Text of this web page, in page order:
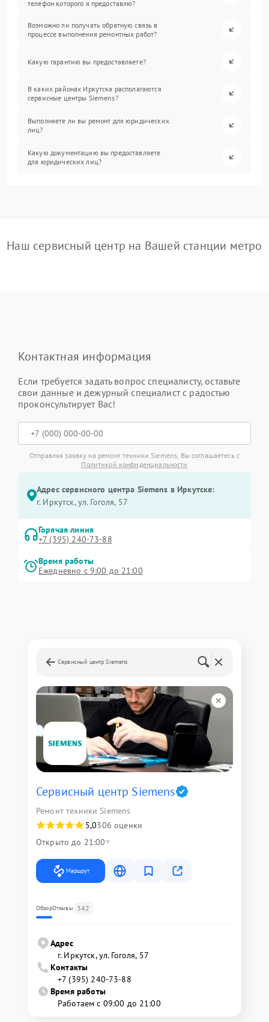
телефон которого я предоставлю?
Возможно ли получать обратную связь в
процессе выполнения ремонтных работ?
Какую гарантию вы предоставляете?
В каких районах Иркутска располагаются
сервисные центры Siemens?
Выполняете ли вы ремонт для юридических
лиц?
Какую документацию вы предоставляете
для юридических лиц?
Наш сервисный центр на Вашей станции метро
Контактная информация
Если требуется задать вопрос специалисту, оставьте
свои данные и дежурный специалист с радостью
проконсультирует Вас!
Отправляя заявку на ремонт техники Siemens, Вы соглашаетесь с
Политикой конфиденциальности
Адрес сервисного центра Siemens в Иркутске:
г. Иркутск, ул. ​Гоголя, 57
Горячая линия
+7 (395) 240-73-88
Время работы
Ежедневно с 9:00 до 21:00
Сервисный центр Siemens
Сервисный центр Siemens
Ремонт техники Siemens
5,0306 оценки
Открыто до 21:00
Маршрут
ОбзорОтзывы 342
Адрес
г. Иркутск, ул. ​Гоголя, 57
Контакты
+7 (395) 240-73-88
Время работы
Работаем с 09:00 до 21:00